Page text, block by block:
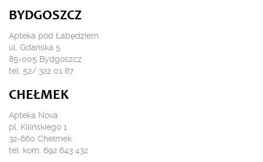
BYDGOSZCZ
Apteka pod Łabędziem
ul. Gdańska 5
85-005 Bydgoszcz
tel. 52/ 322 01 87
CHEŁMEK
Apteka Nova
pl. Kilińskiego 1
32-660 Chełmek
tel. kom. 692 643 432